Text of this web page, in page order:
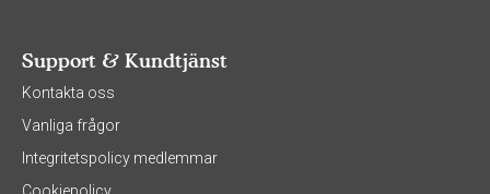
Support & Kundtjänst
Kontakta oss
Vanliga frågor
Integritetspolicy medlemmar